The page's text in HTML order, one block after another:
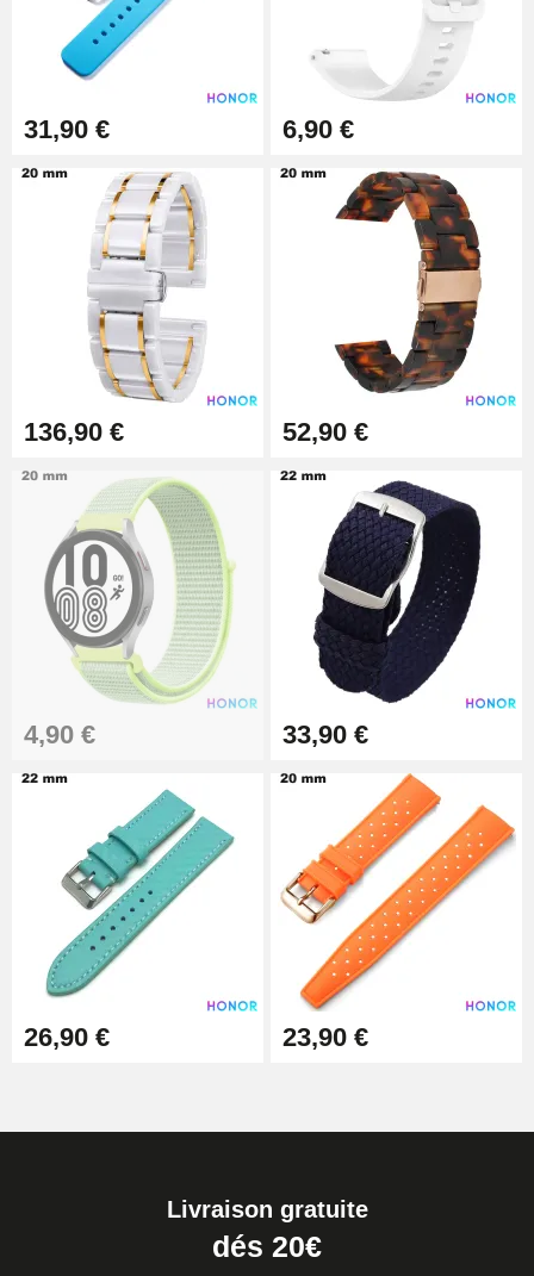
Pince Trou pour Bracelet de
10,90 €
Kit Horlogerie Débutant
26,90 €
Boîte Pompe Bracelet Montre -
Diamètre 1,50 mm - 8 à 25 mm
Boîte Pompe pour Bracelet
Montre - Diamètre 1,80 mm - 8 à
25 mm
19,90 €
Extracteur de Bracelet de
Montre Facile
17,90 €
31,90 € 6,90 €
136,90 € 52,90 €
4,90 € 33,90 €
26,90 € 23,90 €
Livraison gratuite
dés 20€